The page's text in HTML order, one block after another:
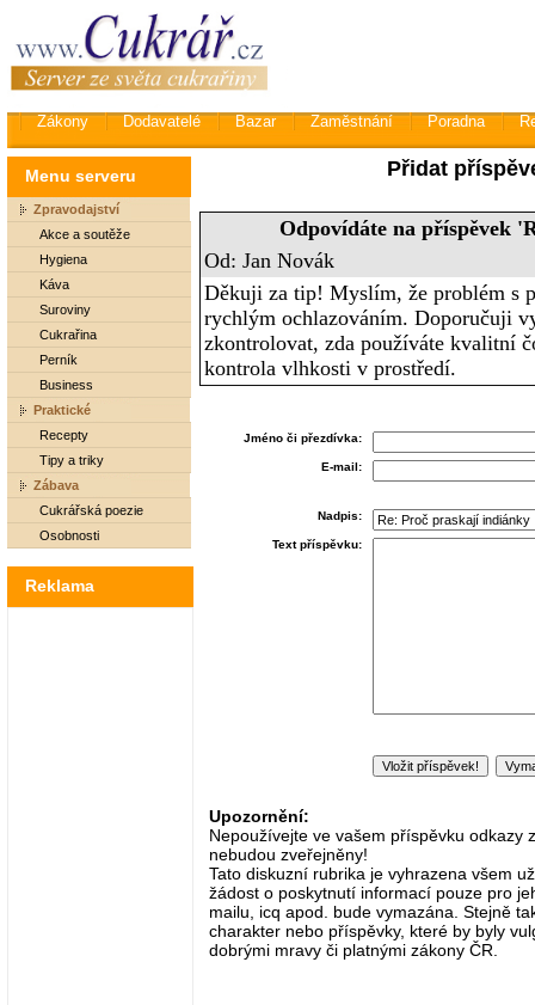
Zákony Dodavatelé Bazar Zaměstnání Poradna
Menu serveru
Zpravodajství
Akce a soutěže
Hygiena
Káva
Suroviny
Cukrařina
Perník
Business
Praktické
Recepty
Tipy a triky
Zábava
Cukrářská poezie
Osobnosti
Reklama
Přidat
Odpovídáte na příspěvek
Od: Jan Novák
Děkuji za tip! Myslím, že problém s
rychlým ochlazováním. Doporučuji
zkontrolovat, zda používáte kvalitní
kontrola vlhkosti v prostředí.
Jméno či přezdívka:
E-mail:
Nadpis:
Text příspěvku:
Upozornění:
Nepoužívejte ve vašem příspěvku odkazy
nebudou zveřejněny!
Tato diskuzní rubrika je vyhrazena všem
žádost o poskytnutí informací pouze pro
mailu, icq apod. bude vymazána. Stejně
charakter nebo příspěvky, které by byly
dobrými mravy či platnými zákony ČR.